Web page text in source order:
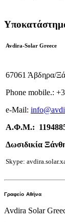
Avdira-Solar Greece
67061 Άβδηρα/
Phone mobile.: +
e-Mail: info
Α.Φ.Μ.:
Δωσιδικία
Skype:
Γραφείο Αθήνα
Avdira Solar